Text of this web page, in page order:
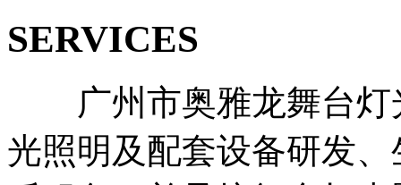
SERVICES
广州市奥雅龙舞台
光照明及配套设备研发